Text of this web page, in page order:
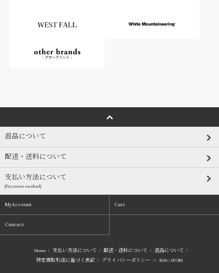
返品について
配送・送料について
支払い方法について
[Payment method]
MyAccount Cart
Contact
Home / 支払い方法について / 配送・送料について / 返品について /
特定商取引法に基づく表記 / プライバシーポリシー / / RSS/ATOM